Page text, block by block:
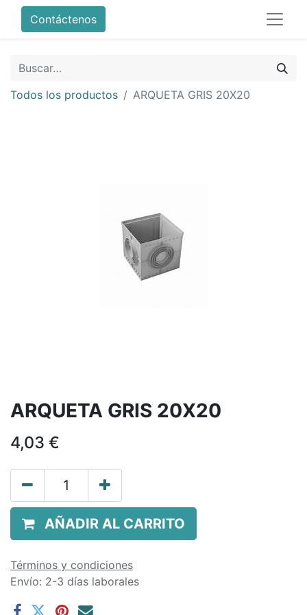
Contáctenos
Todos los productos ARQUETA GRIS 20X20
ARQUETA GRIS 20X20
4,03 €
AÑADIR AL CARRITO
Términos y condiciones
Envío: 2-3 días laborales